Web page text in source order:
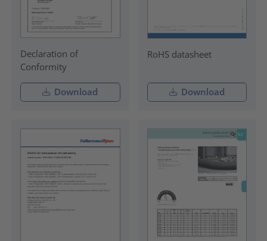
Declaration of
Conformity
Download
RoHS datasheet
Download